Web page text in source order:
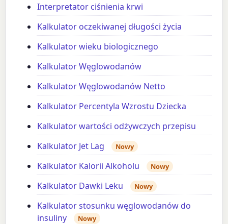
Interpretator ciśnienia krwi
Kalkulator oczekiwanej długości życia
Kalkulator wieku biologicznego
Kalkulator Węglowodanów
Kalkulator Węglowodanów Netto
Kalkulator Percentyla Wzrostu Dziecka
Kalkulator wartości odżywczych przepisu
Kalkulator Jet Lag
Nowy
Kalkulator Kalorii Alkoholu Nowy
Kalkulator Dawki Leku Nowy
Kalkulator stosunku węglowodanów do
insuliny
Nowy